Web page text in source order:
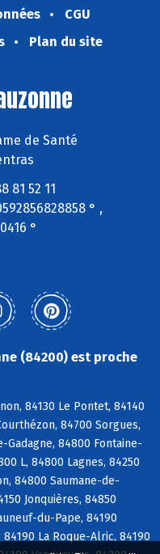
CGU
Plan du site
de Santé
81 52 11
° ,
°
(84200) est proche
84130 Le Pontet, 84140
84700 Sorgues,
Gadagne, 84800 Fontaine-
L, 84800 Lagnes, 84250
84800 Saumane-de-
Jonquières, 84850
du-Pape, 84190
La Roque-Alric, 84190